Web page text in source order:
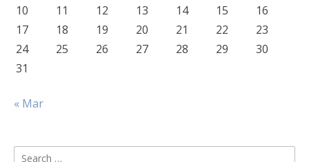
10
11 12 13 14 15
16
17
18 19 20 21 22
23
24
25 26 27 28 29
30
31
« Mar
Search